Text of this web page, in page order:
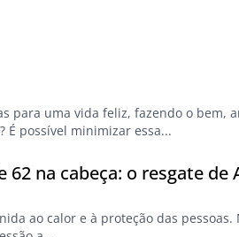
para uma vida feliz, fazendo o bem,
É possível minimizar essa...
62 na cabeça: o resgate
ao calor e à proteção das